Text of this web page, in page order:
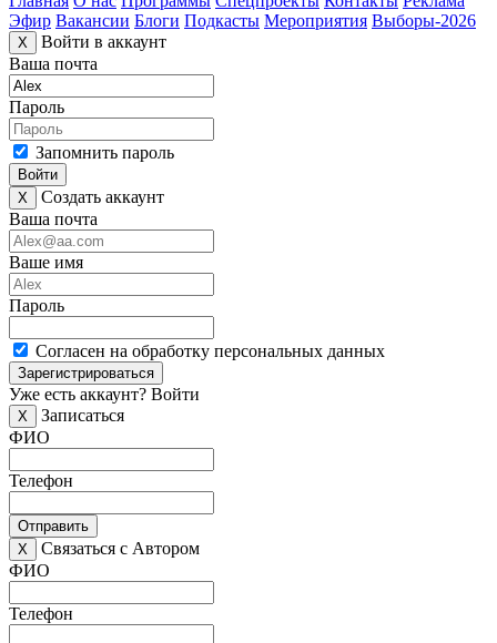
Эфир Вакансии Блоги Подкасты Мероприятия Выборы-2026
X
Войти в аккаунт
Ваша почта
Пароль
Запомнить пароль
Войти
X
Создать аккаунт
Ваша почта
Ваше имя
Пароль
Согласен на обработку персональных данных
Зарегистрироваться
Уже есть аккаунт? Войти
X
Записаться
ФИО
Телефон
Отправить
X
Связаться с Автором
ФИО
Телефон